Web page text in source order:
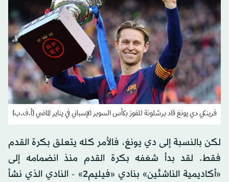
فرينكي دي يونغ قاد برشلونة للفوز بكأس السوبر الإسباني في يناير الماضي (أ.ف.ب)
لكن بالنسبة إلى دي يونغ، فالأمر كله يتعلق بكرة القدم
فقط. لقد بدأ شغفه بكرة القدم منذ انضمامه إلى
«أكاديمية الناشئين» بنادي «فيليم2» - النادي الذي نشأ